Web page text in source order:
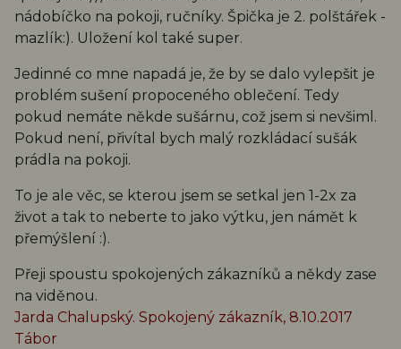
nádobíčko na pokoji, ručníky. Špička je 2. polštářek -
mazlík:). Uložení kol také super.
Jedinné co mne napadá je, že by se dalo vylepšit je
problém sušení propoceného oblečení. Tedy
pokud nemáte někde sušárnu, což jsem si nevšiml.
Pokud není, přivítal bych malý rozkládací sušák
prádla na pokoji.
To je ale věc, se kterou jsem se setkal jen 1-2x za
život a tak to neberte to jako výtku, jen námět k
přemýšlení :).
Přeji spoustu spokojených zákazníků a někdy zase
na viděnou.
Jarda Chalupský. Spokojený zákazník, 8.10.2017
Tábor